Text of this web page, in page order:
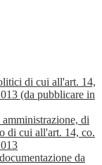
di cui all'art. 14,
(da pubblicare in
di
di cui all'art. 14, co.
da